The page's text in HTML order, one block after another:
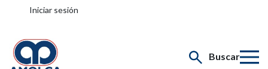
Iniciar sesión
Buscar